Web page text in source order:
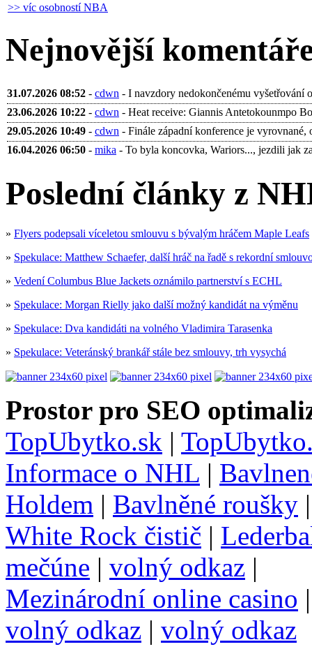
>> víc osobností NBA
Nejnovější
31.07.2026 08:52 - cdwn - I navzdory nedokončenému vyšetřování
23.06.2026 10:22 - cdwn - Heat receive: Giannis Antetokounmpo
29.05.2026 10:49 - cdwn - Finále západní konference je vyrovnané,
16.04.2026 06:50 - mika - To byla koncovka, Wariors..., jezdili jak
Poslední články z
» Flyers podepsali víceletou smlouvu s bývalým hráčem Maple Leafs
» Spekulace: Matthew Schaefer, další hráč na řadě s rekordní
» Vedení Columbus Blue Jackets oznámilo partnerství s ECHL
» Spekulace: Morgan Rielly jako další možný kandidát na výměnu
» Spekulace: Dva kandidáti na volného Vladimira Tarasenka
» Spekulace: Veteránský brankář stále bez smlouvy, trh vysychá
Prostor pro SEO
TopUbytko.sk |
Informace o NHL |
Holdem | Bavlněné roušky
White Rock čistič |
mečúne | volný odkaz |
Mezinárodní online casino
volný odkaz | volný odkaz